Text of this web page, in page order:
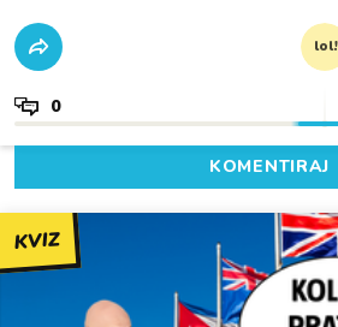
lol!
0
KOMENTIRAJ
KVIZ